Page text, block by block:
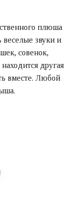
плюша
веселые звуки и
совенок,
другая
вместе. Любой